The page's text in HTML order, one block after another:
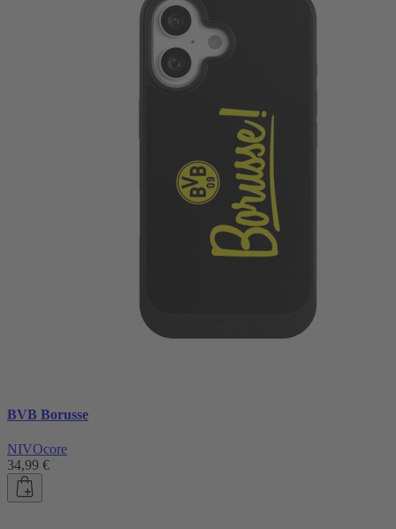
BVB Borusse
NIVOcore
34,99 €